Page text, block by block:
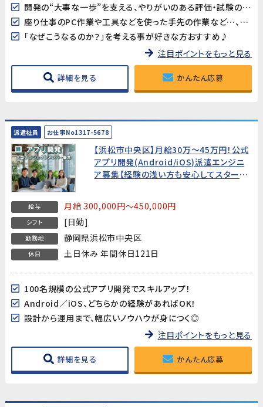
開発の“大事な一歩”を支える、やりがいのある評価・試験のお仕事
座り仕事のPC作業や工具などを使った手先の作業など…、色々あって楽しい！
「なぜこうなるのか？」を考える事が好きな方おすすめ♪
注目ポイントをもっと見る
詳細を見る かんたん応募
派遣社員 お仕事No1317-5678
【浜松市中央区】月給30万～45万円！公式
アプリ開発(Android/iOS)派遣エンジニ
ア募集【経験の浅い方も安心してスタート
給与 月給 300,000円～450,000円
シフト [日勤]
勤務地 静岡県浜松市中央区
休日 土日休み 年間休日121日
100名規模の公式アプリ開発でスキルアップ！
Android／iOS、どちらかの経験があればOK！
設計から運用まで、幅広いノウハウが身につく◎
注目ポイントをもっと見る
詳細を見る かんたん応募